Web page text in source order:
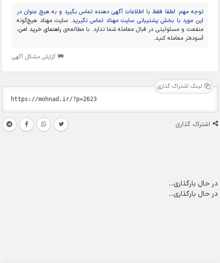
توجه مهم: لطفا فقط با اطلاعات آگهی دهنده تماس بگیرد و به هیچ عنوان در
این مورد با بخش پشتیبانی سایت مهناد تماس نگیرید. سایت مهناد هیچ‌گونه
منفعت و مسئولیتی در قبال معامله شما ندارد. با مطالعه‌ی راهنمای خرید امن،
آسوده‌تر معامله کنید.
گزارش مشکل آگهی
لینک اشتراک گذاری
اشتراک گذاری
در حال بارگذاری...
در حال بارگذاری...